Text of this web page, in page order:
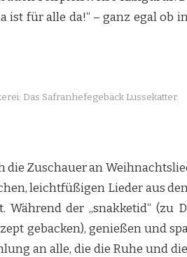
für alle da!“ – ganz egal ob
Das Safranhefegebäck Lussekatter.
Zuschauer an
leichtfüßigen Lieder aus
der „snakketid“ (zu
gebacken), genießen und
an alle, die die Ruhe und